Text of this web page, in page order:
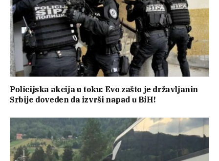
Policijska akcija u toku: Evo zašto je državljanin
Srbije doveden da izvrši napad u BiH!